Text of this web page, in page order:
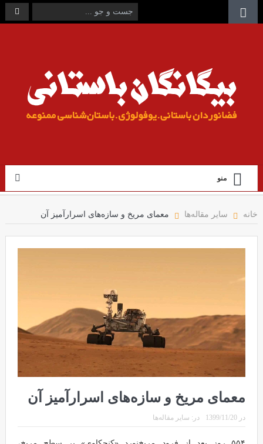
منو
خانه سایر مقاله‌ها معمای مریخ و سازه‌های اسرارآمیز آن
معمای مریخ و سازه‌های اسرارآمیز آن
در 1399/11/20 در: سایر مقاله‌ها